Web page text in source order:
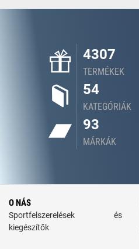
4307
TERMÉKEK
54
KATEGÓRIÁK
93
MÁRKÁK
O NÁS
Sportfelszerelések és
kiegészítők